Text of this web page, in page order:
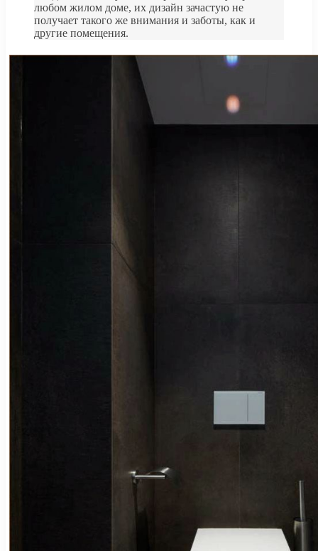
любом жилом доме, их дизайн зачастую не
получает такого же внимания и заботы, как и
другие помещения.